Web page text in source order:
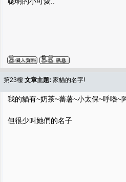
第23樓 文章主題: 家貓的名字!
我的貓有~奶茶~蕃薯~小太保~呼嚕~
但很少叫她們的名子